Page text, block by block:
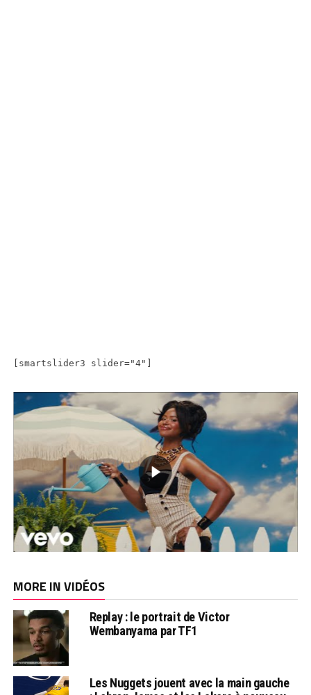
[smartslider3 slider="4"]
MORE IN VIDÉOS
Replay : le portrait de Victor
Wembanyama par TF1
Les Nuggets jouent avec la main gauche